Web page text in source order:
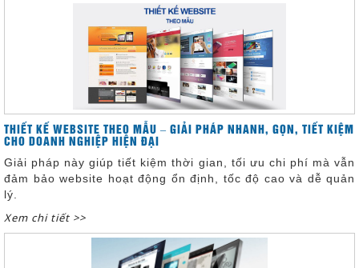
THIẾT KẾ WEBSITE THEO MẪU – GIẢI PHÁP NHANH, GỌN, TIẾT KIỆM
CHO DOANH NGHIỆP HIỆN ĐẠI
Giải pháp này giúp tiết kiệm thời gian, tối ưu chi phí mà vẫn
đảm bảo website hoạt động ổn định, tốc độ cao và dễ quản
lý.
Xem chi tiết >>